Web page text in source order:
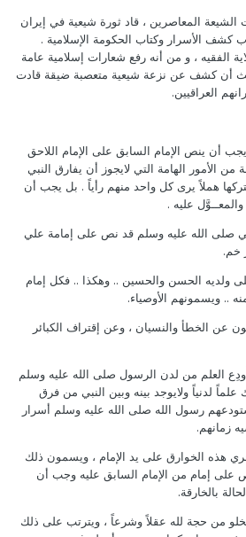
الشيعة المعاصرين ، قاد ثورة شيعية في إيران
الأسرار وكتاب الحكومة الإسلامية .
الفقيه ، و من أنه رفع شعارات إسلامية عامة
لبث أن كشف عن نزعة شيعية متعصبة ضيقة قادت
العراقيين.
أن ينص الإمام السابق على الإمام اللاحق
من الأمور الهامة التي لايجوز أن يفارق النبي
هملاً يرى كل واحد منهم رأياً . بل يجب أن
عليه .
صلى الله عليه وسلم قد نص على إمامة علي
خم.
ولديه الحسن والحسين .. وهكذا .. فكل إمام
.. ويسمونهم الأوصياء.
عن الخطأ والنسيان ، وعن إقتراف الكبائر
العلم من لدن الرسول صلى الله عليه وسلم
لدنياً ولايوجد بينه وبين النبي من فرق
رسول الله صلى الله عليه وسلم أسرار
زمانهم.
هذه الخوارق على يد الإمام ، ويسمون ذلك
على إمام من الإمام السابق عليه وجب أن
بالخارقة.
من حجة لله عقلاً وشرعاً ، ويترتب على ذلك